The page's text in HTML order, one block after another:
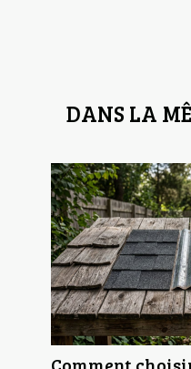
DANS LA
Comment